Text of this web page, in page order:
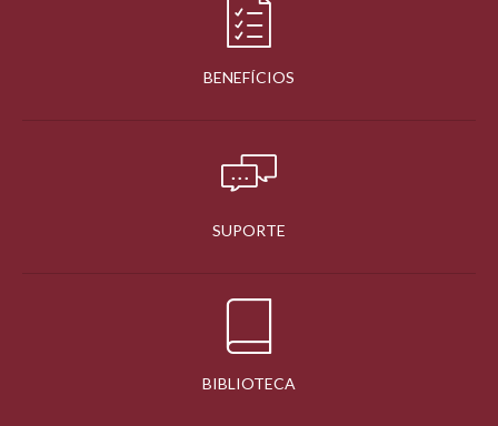
BENEFÍCIOS
SUPORTE
BIBLIOTECA